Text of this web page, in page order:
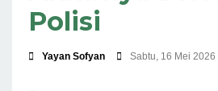
Polisi
Yayan Sofyan Sabtu, 16 Mei 2026